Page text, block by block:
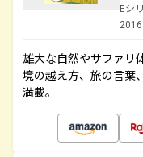
Eシ
雄大な自然やサファリ
境の越え方、旅の言葉
満載。